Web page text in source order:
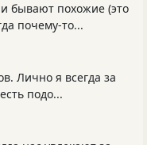
бывают похожие (это
почему-то...
Лично я всегда за
подо...